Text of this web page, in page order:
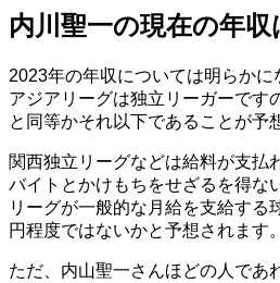
内川聖一の現在の年収
2023年の年収については明らかに
アジアリーグは独立リーガーです
と同等かそれ以下であることが予
関西独立リーグなどは給料が支払
バイトとかけもちをせざるを得な
リーグが一般的な月給を支給する
円程度ではないかと予想されます。
ただ、内山聖一さんほどの人であ